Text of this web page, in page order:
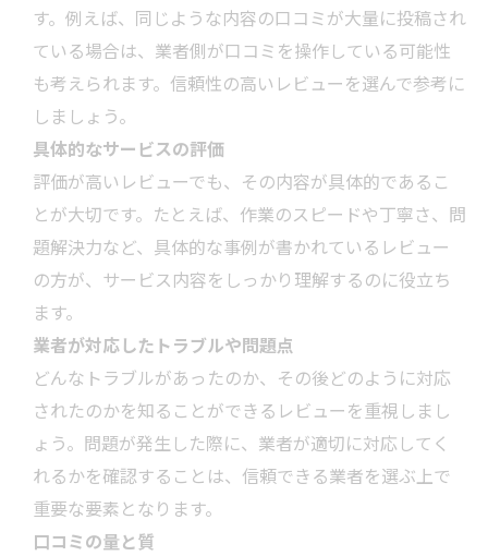
す。例えば、同じような内容の口コミが大量に投稿され
ている場合は、 業者側が口コミを操作している可能性
も考えられます。信頼性の高いレビューを選んで参考に
しましょう。
具体的なサービスの評価
評価が高いレビューでも、その内容が具体的であるこ
とが大切です。たとえば、作業のスピードや丁寧さ、問
題解決力など、具体的な事例が書かれているレビュー
の方が、サービス内容をしっかり理解するのに役立ち
ます。
業者が対応したトラブルや問題点
どんなトラブルがあったのか、その後どのように対応
されたのかを知ることができるレビューを重視しまし
ょう。問題が発生した際に、 業者が適切に対応してく
れるかを確認することは、信頼できる業者を選ぶ上で
重要な要素となります。
口コミの量と質